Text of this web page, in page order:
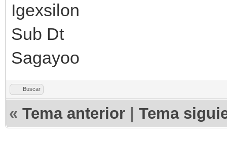
Igexsilon
Sub Dt
Sagayoo
Buscar
« Tema anterior Tema